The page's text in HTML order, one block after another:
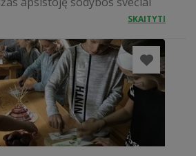
SKAITYTI